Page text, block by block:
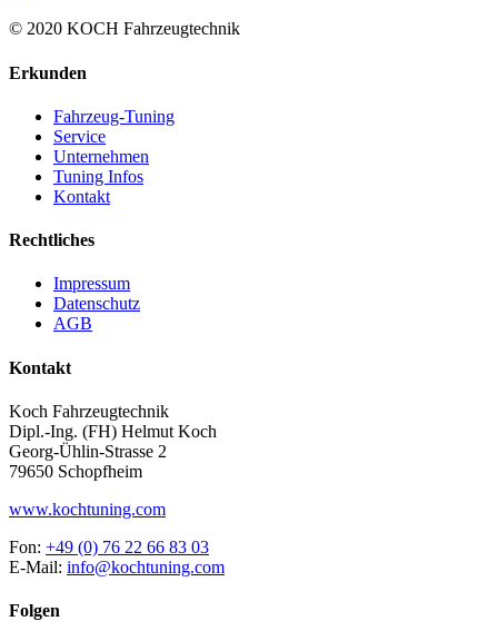
© 2020 KOCH Fahrzeugtechnik
Erkunden
Fahrzeug-Tuning
Service
Unternehmen
Tuning Infos
Kontakt
Rechtliches
Impressum
Datenschutz
AGB
Kontakt
Koch Fahrzeugtechnik
Dipl.-Ing. (FH) Helmut Koch
Georg-Ühlin-Strasse 2
79650 Schopfheim
www.kochtuning.com
Fon: +49 (0) 76 22 66 83 03
E-Mail: info@kochtuning.com
Folgen